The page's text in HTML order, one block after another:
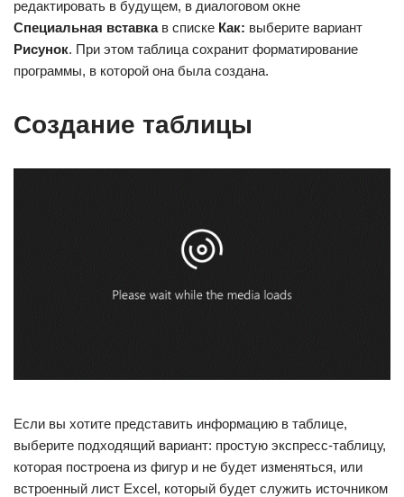
редактировать в будущем, в диалоговом окне
Специальная вставкав списке Как: выберите вариант
Рисунок. При этом таблица сохранит форматирование
программы, в которой она была создана.
Создание таблицы
Если вы хотите представить информацию в таблице,
выберите подходящий вариант: простую экспресс-таблицу,
которая построена из фигур и не будет изменяться, или
встроенный лист Excel, который будет служить источником